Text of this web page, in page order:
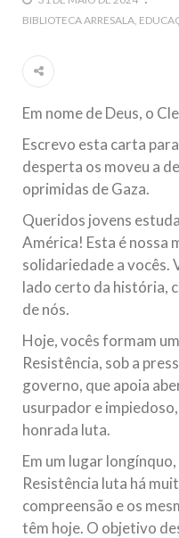
Em nome de Deus, O
Islâmico no Brasil
no ano novo muçulmano
Falecimento do
(A.S.)
data em que
muçulmanos, o Imam Ali
(A.S.), conhecido por
NOTÍCIAS
Centro Islâmico no
ministro das
República Islâmica
Na noite da quinta-feira,
Brasil recebeu em sua
Kharrazi, que encontra-se
BIBLIOTECA ARRESALA
Em nome de Deus, o
Escrevo esta carta
desperta os moveu a
oprimidas de Gaza.
Queridos jovens
América! Esta é nossa
solidariedade a vocês.
lado certo da história,
de nós.
Hoje, vocês formam
Resistência, sob a
governo, que apoia
usurpador e
honrada luta.
Em um lugar
Resistência luta há
compreensão e os
têm hoje. O objetivo